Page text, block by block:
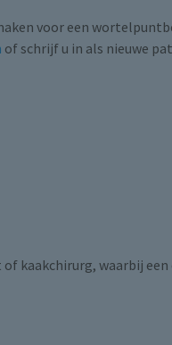
voor een
of schrijf u in als nieuwe
kaakchirurg, waarbij